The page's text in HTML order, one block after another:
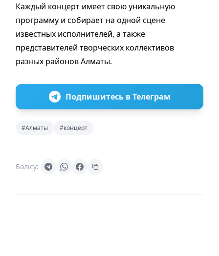
Каждый концерт имеет свою уникальную
программу и собирает на одной сцене
известных исполнителей, а также
представителей творческих коллективов
разных районов Алматы.
Подпишитесь в Телеграм
#Алматы #концерт
Бөлісу: